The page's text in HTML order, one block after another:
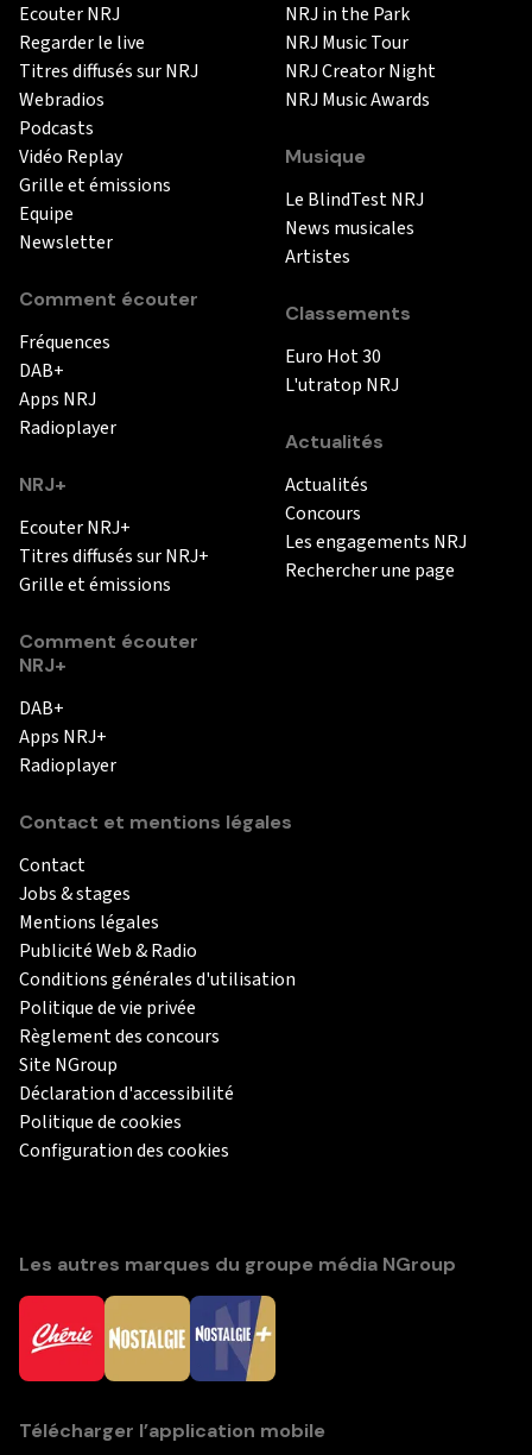
Ecouter NRJ
Regarder le live
Titres diffusés sur NRJ
Webradios
Podcasts
Vidéo Replay
Grille et émissions
Equipe
Newsletter
Comment écouter
Fréquences
DAB+
Apps NRJ
Radioplayer
NRJ+
Ecouter NRJ+
Titres diffusés sur NRJ+
Grille et émissions
Comment écouter
NRJ+
DAB+
Apps NRJ+
Radioplayer
NRJ in the Park
NRJ Music Tour
NRJ Creator Night
NRJ Music Awards
Musique
Le BlindTest NRJ
News musicales
Artistes
Classements
Euro Hot 30
L'utratop NRJ
Actualités
Actualités
Concours
Les engagements NRJ
Rechercher une page
Contact et mentions légales
Contact
Jobs & stages
Mentions légales
Publicité Web & Radio
Conditions générales d'utilisation
Politique de vie privée
Règlement des concours
Site NGroup
Déclaration d'accessibilité
Politique de cookies
Configuration des cookies
Les autres marques du groupe média NGroup
Télécharger l’application mobile